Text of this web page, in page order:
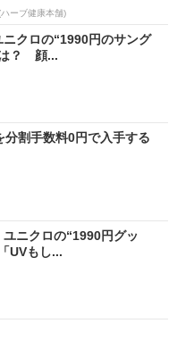
ハーブ健康本舗)
クロの“1990円のサング
は？ 顔...
割手数料0円で入手する
ユニクロの“1990円グッ
UVもし...